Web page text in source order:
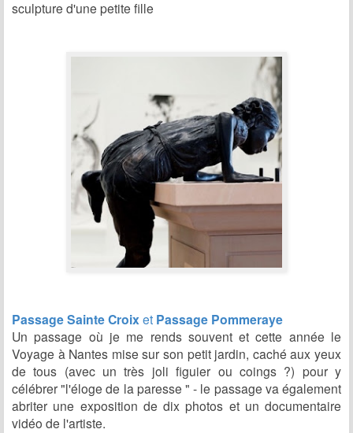
sculpture d'une petite fille
Passage Sainte Croixet Passage Pommeraye
Un passage où je me rends souvent et cette année le
Voyage à Nantes mise sur son petit jardin, caché aux yeux
de tous (avec un très joli figuier ou coings ?) pour y
célébrer "l'éloge de la paresse " - le passage va également
abriter une exposition de dix photos et un documentaire
vidéo de l'artiste.